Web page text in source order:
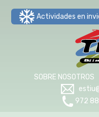
Actividades en
SOBRE NOSOTROS
972